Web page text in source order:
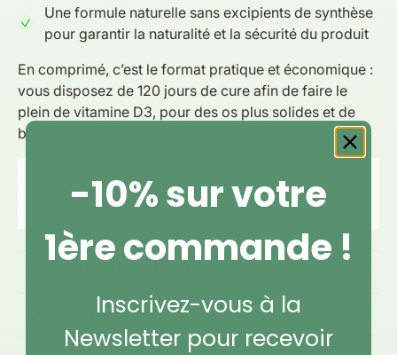
Une formule naturelle sans excipients de synthèse
pour garantir la naturalité et la sécurité du produit
En comprimé, c’est le format pratique et économique :
vous disposez de 120 jours de cure afin de faire le
plein de vitamine D3, pour des os plus solides et de
bonnes défenses immunitaires.
Un dosage supérieur pour s’assurer de couvrir vos
besoins journaliers.
COMPOSITION
-10% sur votre
1ère commande !
Inscrivez-vous à la
Newsletter pour recevoir